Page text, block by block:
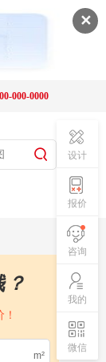
✕
000-0000
？
m²
设计
报价
咨询
我的
微信